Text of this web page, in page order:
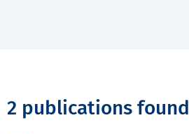
2 publications found